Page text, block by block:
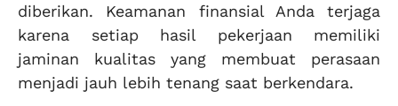
diberikan. Keamanan finansial Anda terjaga
karena setiap hasil pekerjaan memiliki
jaminan kualitas yang membuat perasaan
menjadi jauh lebih tenang saat berkendara.